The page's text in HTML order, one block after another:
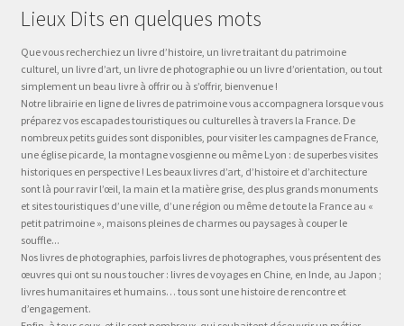
Lieux Dits en quelques mots
Que vous recherchiez un livre d’histoire, un livre traitant du patrimoine
culturel, un livre d’art, un livre de photographie ou un livre d’orientation, ou tout
simplement un beau livre à offrir ou à s’offrir, bienvenue !
Notre librairie en ligne de livres de patrimoine vous accompagnera lorsque vous
préparez vos escapades touristiques ou culturelles à travers la France. De
nombreux petits guides sont disponibles, pour visiter les campagnes de France,
une église picarde, la montagne vosgienne ou même Lyon : de superbes visites
historiques en perspective ! Les beaux livres d’art, d’histoire et d’architecture
sont là pour ravir l’œil, la main et la matière grise, des plus grands monuments
et sites touristiques d’une ville, d’une région ou même de toute la France au «
petit patrimoine », maisons pleines de charmes ou paysages à couper le
souffle...
Nos livres de photographies, parfois livres de photographes, vous présentent des
œuvres qui ont su nous toucher : livres de voyages en Chine, en Inde, au Japon ;
livres humanitaires et humains… tous sont une histoire de rencontre et
d’engagement.